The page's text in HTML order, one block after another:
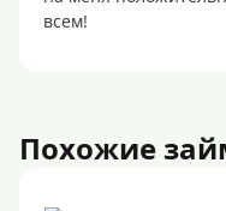
всем!
Похожие